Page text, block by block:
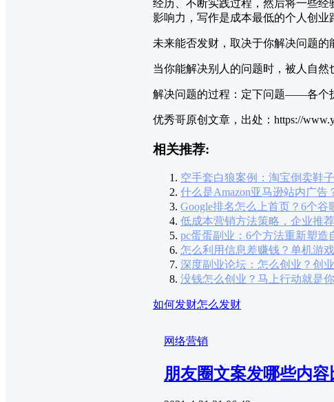
经历、不断实践过程，然后将一些
影响力，写作是成本最低的个人创业
未来能否发财，取决于你解决问题的
当你能解决别人的问题时，被人自然
解决问题的过程：定下问题——各个
优秀哥原创文章，出处：https://
相关推荐:
空手套白狼案例：淘宝倒卖鞋
什么是Amazon亚马逊站内广告
Google排名怎么上首页？6个
低成本营销方法策略，企业推
pc蛋蛋副业：6个方法重新塑造
怎么利用信息差赚钱？单机游
深度副业论坛：怎么创业？创
没钱怎么创业？马上行动就是
如何发财怎么发财
网络营销
朋友圈文案发哪些内容